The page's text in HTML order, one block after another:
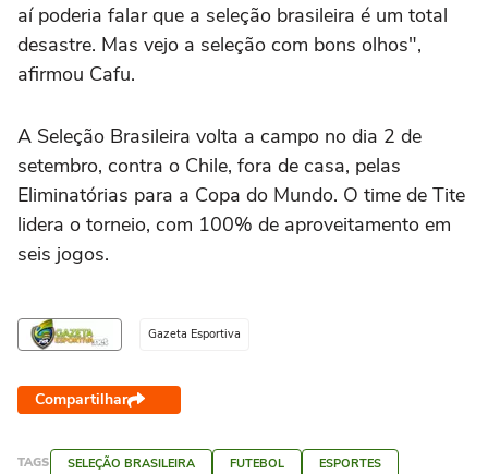
aí poderia falar que a seleção brasileira é um total
desastre. Mas vejo a seleção com bons olhos",
afirmou Cafu.
A Seleção Brasileira volta a campo no dia 2 de
setembro, contra o Chile, fora de casa, pelas
Eliminatórias para a Copa do Mundo. O time de Tite
lidera o torneio, com 100% de aproveitamento em
seis jogos.
Gazeta Esportiva
Compartilhar
TAGS SELEÇÃO BRASILEIRA FUTEBOL ESPORTES